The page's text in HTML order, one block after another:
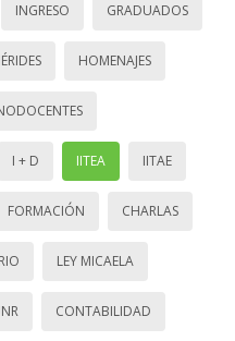
INGRESO GRADUADOS
HOMENAJES
I + D IITEA IITAE
FORMACIÓN CHARLAS
LEY MICAELA
CONTABILIDAD